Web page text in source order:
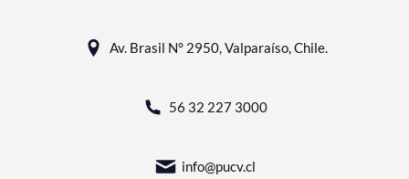
Av. Brasil N° 2950, Valparaíso, Chile.
56 32 227 3000
info@pucv.cl